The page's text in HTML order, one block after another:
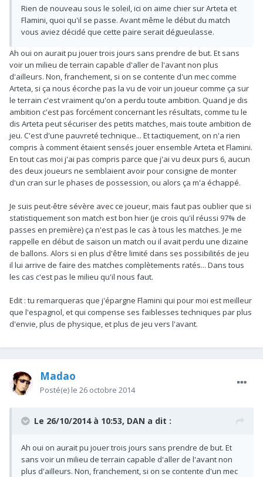
Rien de nouveau sous le soleil, ici on aime chier sur Arteta et
Flamini, quoi qu'il se passe. Avant même le début du match
vous aviez décidé que cette paire serait dégueulasse.
Ah oui on aurait pu jouer trois jours sans prendre de but. Et sans
voir un milieu de terrain capable d'aller de l'avant non plus
d'ailleurs. Non, franchement, si on se contente d'un mec comme
Arteta, si ça nous écorche pas la vu de voir un joueur comme ça sur
le terrain c'est vraiment qu'on a perdu toute ambition. Quand je dis
ambition c'est pas forcément concernant les résultats, comme tu le
dis Arteta peut sécuriser des petits matches, mais toute ambition de
jeu. C'est d'une pauvreté technique... Et tactiquement, on n'a rien
compris à comment étaient sensés jouer ensemble Arteta et Flamini.
En tout cas moi j'ai pas compris parce que j'ai vu deux purs 6, aucun
des deux joueurs ne semblaient avoir pour consigne de monter
d'un cran sur le phases de possession, ou alors ça m'a échappé.
Je suis peut-être sévère avec ce joueur, mais faut pas oublier que si
statistiquement son match est bon hier (je crois qu'il réussi 97% de
passes en première) ça n'est pas le cas à tous les matches. Je me
rappelle en début de saison un match ou il avait perdu une dizaine
de ballons. Alors si en plus d'être limité dans ses possibilités de jeu
il lui arrive de faire des matches complètements ratés... Dans tous
les cas c'est pas le milieu qu'il nous faut.
Edit : tu remarqueras que j'épargne Flamini qui pour moi est meilleur
que l'espagnol, et qui compense ses faiblesses techniques par plus
d'envie, plus de physique, et plus de jeu vers l'avant.
Madao
Posté(e) le 26 octobre 2014
Le 26/10/2014 à 10:53, DAN a dit :
Ah oui on aurait pu jouer trois jours sans prendre de but. Et
sans voir un milieu de terrain capable d'aller de l'avant non
plus d'ailleurs. Non, franchement, si on se contente d'un mec